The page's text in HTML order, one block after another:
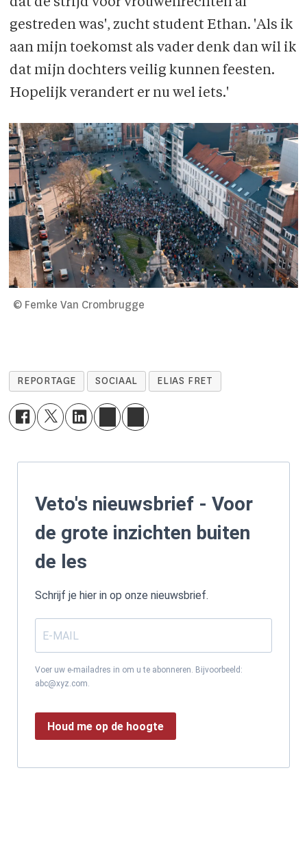
gestreden was', zucht student Ethan. 'Als ik
aan mijn toekomst als vader denk dan wil ik
dat mijn dochters veilig kunnen feesten.
Hopelijk verandert er nu wel iets.'
© Femke Van Crombrugge
REPORTAGE SOCIAAL ELIAS FRET
Veto's nieuwsbrief - Voor
de grote inzichten buiten
de les
Schrijf je hier in op onze nieuwsbrief.
Voer uw e-mailadres in om u te abonneren. Bijvoorbeeld:
abc@xyz.com.
Houd me op de hoogte